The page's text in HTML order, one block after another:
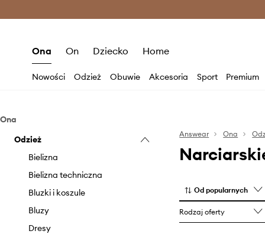
Ona On Dziecko Home
Nowości Odzież Obuwie Akcesoria Sport Premium
Ona
Odzież
Bielizna
Bielizna techniczna
Bluzki i koszule
Bluzy
Dresy
Answear Ona
Od popularnych
Rodzaj oferty